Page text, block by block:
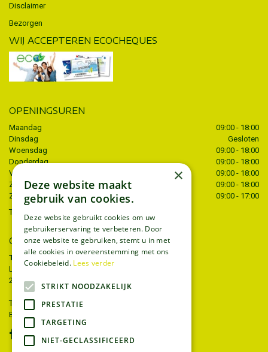
Disclaimer
Bezorgen
WIJ ACCEPTEREN ECOCHEQUES
OPENINGSUREN
Maandag
09:00 - 18:00
Dinsdag
Gesloten
Woensdag
09:00 - 18:00
Donderdag
09:00 - 18:00
Vrijdag
09:00 - 18:00
Zaterdag
09:00 - 18:00
Zondag
09:00 - 17:00
Toon alle openingstijden
CONTACT
Tuincentrum Thiels
Liersesteenweg 68
2221 Heist-op-den-berg
T.
015 22 27 52
E.
×
Deze website maakt
gebruik van cookies.
Deze website gebruikt cookies om uw
gebruikerservaring te verbeteren. Door
onze website te gebruiken, stemt u in met
alle cookies in overeenstemming met ons
Cookiebeleid. Lees verder
STRIKT NOODZAKELIJK
PRESTATIE
TARGETING
NIET-GECLASSIFICEERD